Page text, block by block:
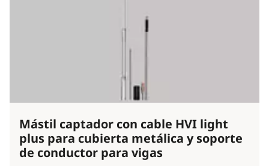
Mástil captador con cable HVI light
plus para cubierta metálica y soporte
de conductor para vigas